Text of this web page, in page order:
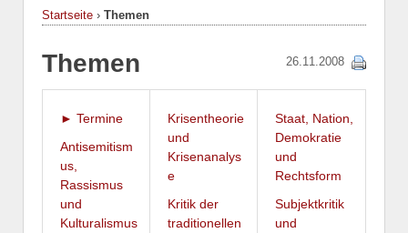
Startseite › Themen
26.11.2008
Themen
► Termine
Antisemitism
us,
Rassismus
und
Kulturalismus
Krisentheorie
und
Krisenanalys
e
Kritik der
traditionellen
Staat, Nation,
Demokratie
und
Rechtsform
Subjektkritik
und